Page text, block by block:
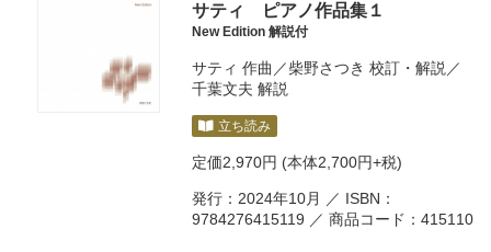
サティ ピアノ作品集１
New Edition 解説付
サティ 作曲／柴野さつき 校訂・解説／
千葉文夫 解説
立ち読み
定価2,970円 (本体2,700円+税)
発行：2024年10月 ／ ISBN：
9784276415119 ／ 商品コード：415110